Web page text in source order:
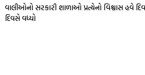
વાલીઓનો સરકારી શાળાઓ પ્રત્યેનો વિશ્વાસ હવે
દિવસે વધ્યો